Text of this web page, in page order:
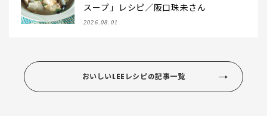
スープ」レシピ／阪口珠未さん
2026.08.01
おいしいLEEレシピの記事一覧